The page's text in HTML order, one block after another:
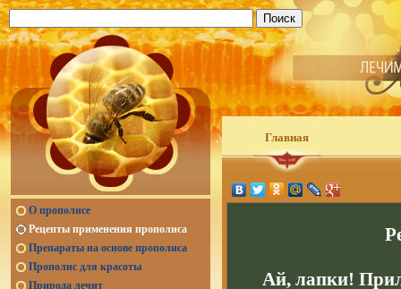
О прополисе
Рецепты применения прополиса
Препараты на основе прополиса
Прополис для красоты
Природа лечит
Главная
Ай, лапки!